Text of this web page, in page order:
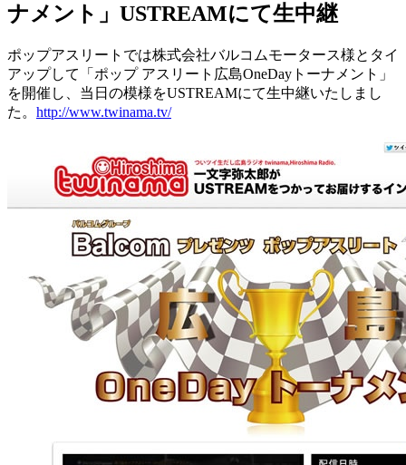
ナメント」USTREAMにて生中継
ポップアスリートでは株式会社バルコムモータース様とタイ
アップして「ポップ アスリート広島OneDayトーナメント」
を開催し、当日の模様をUSTREAMにて生中継いたしまし
た。 http://www.twinama.tv/